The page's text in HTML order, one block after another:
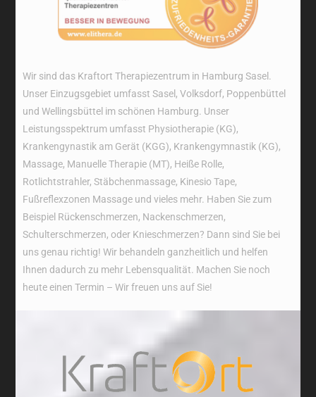
Wir sind das Kraftort Therapiezentrum in Hamburg Sasel.
Unser Einzugsgebiet umfasst Sasel, Volksdorf, Poppenbüttel
und Wellingsbüttel im schönen Hamburg. Unser
Leistungsspektrum umfasst Physiotherapie (KG),
Krankengynastik am Gerät (KGG), Krankengymnastik (KG),
Massage, Manuelle Therapie (MT), Heiße Rolle,
Rotlichtstrahler, Stäbchenmassage, Kinesio Tape,
Fußreflexzonen Massage und vieles mehr. Haben Sie zum
Beispiel Rückenschmerzen, Nackenschmerzen,
Schulterschmerzen, oder Knieschmerzen? Dann sind Sie bei
uns genau richtig! Wir behandeln ganzheitlich und helfen
Ihnen dadurch zu mehr Lebensqualität. Machen Sie noch
heute einen Termin – Wir freuen uns auf Sie!